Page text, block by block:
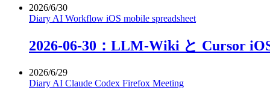
2026/6/30
Diary AI Workflow iOS mobile spreadsheet
2026-06-30：LLM-Wiki と Cursor
2026/6/29
Diary AI Claude Codex Firefox Meeting